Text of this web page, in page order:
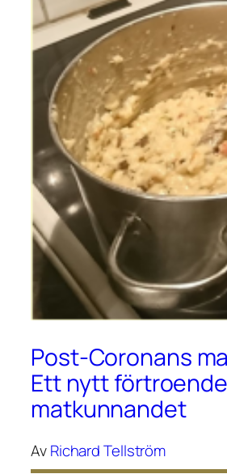
Post-Coronans
Ett nytt
matkunnandet
AvRichard Tellström